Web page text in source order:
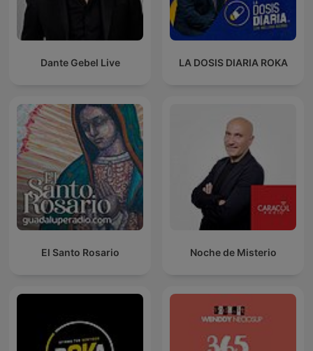
Dante Gebel Live LA DOSIS DIARIA ROKA
El Santo Rosario Noche de Misterio